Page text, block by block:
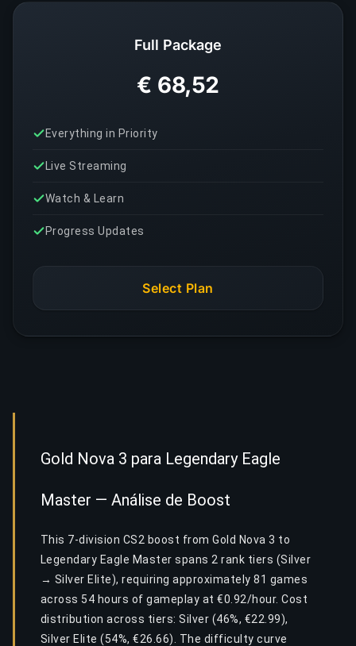
Full Package
€ 68,52
Everything in Priority
Live Streaming
Watch & Learn
Progress Updates
Select Plan
Gold Nova 3 para Legendary Eagle
Master — Análise de Boost
This 7-division CS2 boost from Gold Nova 3 to
Legendary Eagle Master spans 2 rank tiers (Silver
→ Silver Elite), requiring approximately 81 games
across 54 hours of gameplay at €0.92/hour. Cost
distribution across tiers: Silver (46%, €22.99),
Silver Elite (54%, €26.66). The difficulty curve